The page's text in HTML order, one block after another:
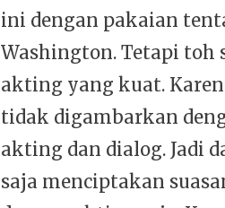
ini dengan pakaian
Washington. Tetapi toh
akting yang kuat.
tidak digambarkan
akting dan dialog. Jadi
saja menciptakan